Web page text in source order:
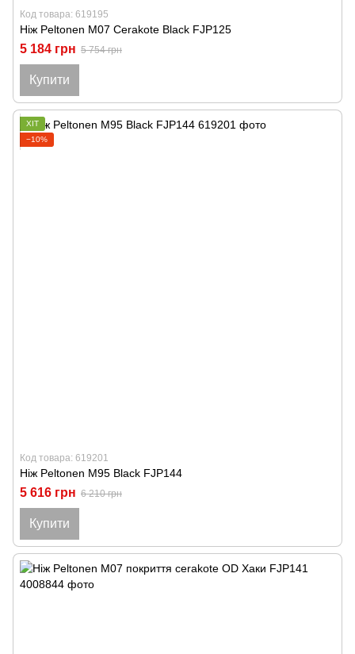
Код товара: 619195
Ніж Peltonen M07 Cerakote Black FJP125
5 184 грн 5 754 грн
Купити
ХІТ
−10%
Код товара: 619201
Ніж Peltonen M95 Black FJP144
5 616 грн 6 210 грн
Купити